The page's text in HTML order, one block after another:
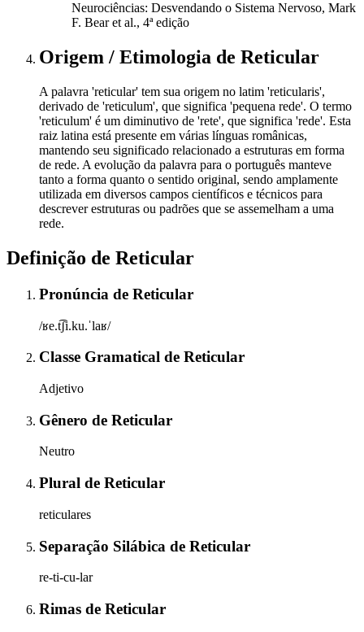
Neurociências: Desvendando o Sistema Nervoso, Mark
F. Bear et al., 4ª edição
Origem / Etimologia de Reticular
A palavra 'reticular' tem sua origem no latim 'reticularis',
derivado de 'reticulum', que significa 'pequena rede'. O termo
'reticulum' é um diminutivo de 'rete', que significa 'rede'. Esta
raiz latina está presente em várias línguas românicas,
mantendo seu significado relacionado a estruturas em forma
de rede. A evolução da palavra para o português manteve
tanto a forma quanto o sentido original, sendo amplamente
utilizada em diversos campos científicos e técnicos para
descrever estruturas ou padrões que se assemelham a uma
rede.
Definição de Reticular
Pronúncia de Reticular
/ʁe.t͡ʃi.ku.ˈlaʁ/
Classe Gramatical de Reticular
Adjetivo
Gênero de Reticular
Neutro
Plural de Reticular
reticulares
Separação Silábica de Reticular
re-ti-cu-lar
Rimas de Reticular